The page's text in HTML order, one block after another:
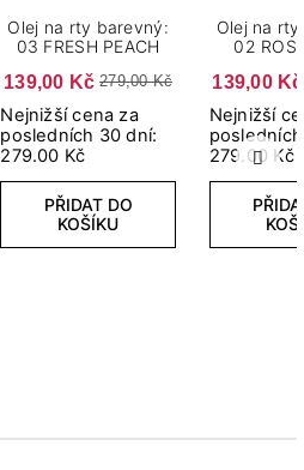
Další
Olej na rty barevný:
03 FRESH PEACH
139,00 Kč 279,00 Kč
Nejnižší cena za
posledních 30 dní:
279.00 Kč
PŘIDAT DO
KOŠÍKU
Olej na
02
139,00 Kč
Nejnižší
279.00 Kč